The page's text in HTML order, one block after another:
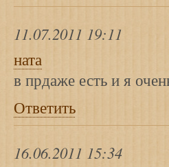
11.07.2011 19:11
ната
в прдаже есть и я
Ответить
16.06.2011 15:34